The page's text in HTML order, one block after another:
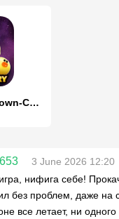
LINE Rangers: Brown-Cony Wars!
3 June 2026 12:20
нифига себе!
без проблем, даже на
все летает, ни одного